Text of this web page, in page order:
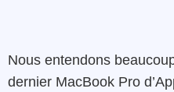
Nous entendons
dernier MacBook Pro